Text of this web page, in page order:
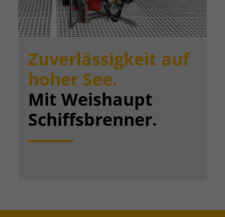
Zuverlässigkeit auf
hoher See.
Mit Weishaupt
Schiffsbrenner.